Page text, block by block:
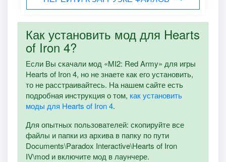
Как установить мод для Hearts
of Iron 4?
Если Вы скачали мод «MI2: Red Army» для игры
Hearts of Iron 4, но не знаете как его установить,
то не расстраивайтесь. На нашем сайте есть
подробная инструкция о том, как установить
моды для Hearts of Iron 4.
Для опытных пользователей: скопируйте все
файлы и папки из архива в папку по пути
Documents\Paradox Interactive\Hearts of Iron
IV\mod и включите мод в лаунчере.